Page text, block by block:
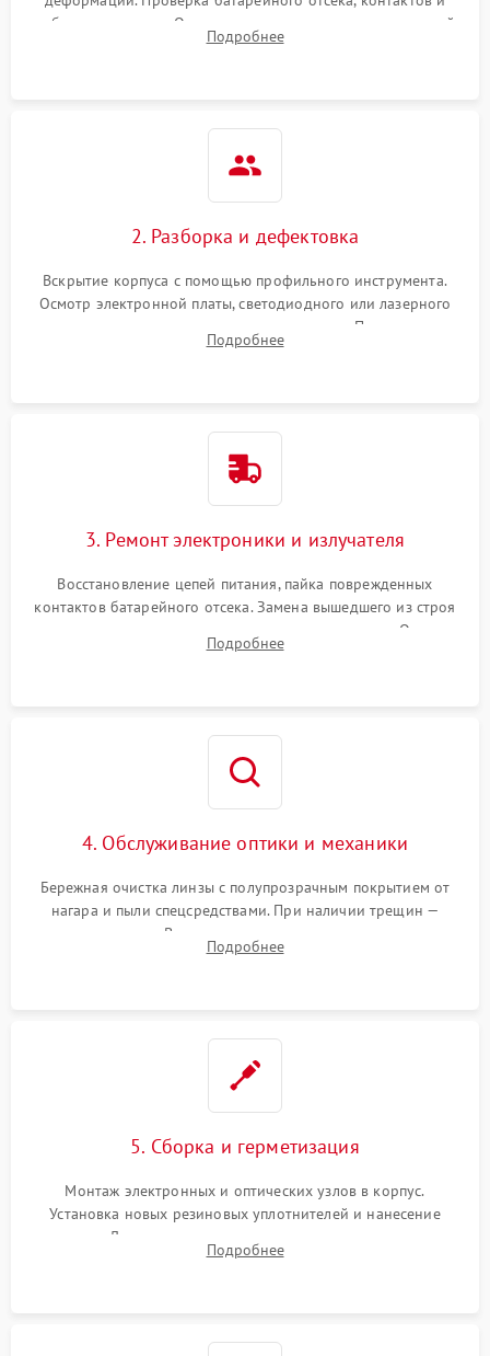
Повреждение системы
1000 ₽
1000 ₽
Поломка системы защиты
1000 ₽ Подробнее →
работы излучателя. Оценка яркости и четкости прицельной
марки на разных режимах. Выявление проблем с
Подробнее
2. Разборка и дефектовка
Вскрытие корпуса с помощью профильного инструмента.
Осмотр электронной платы, светодиодного или лазерного
излучателя, а также механизма выверки. Проверка
уплотнительных прокладок и выявление следов окисления
Подробнее
3. Ремонт электроники и излучателя
Восстановление цепей питания, пайка поврежденных
контактов батарейного отсека. Замена вышедшего из строя
светодиода или микросхемы управления яркостью. Очистка
платы от коррозии и нанесение защитного лака для
Подробнее
4. Обслуживание оптики и механики
Бережная очистка линзы с полупрозрачным покрытием от
нагара и пыли спецсредствами. При наличии трещин —
замена стекла. Восстановление или замена пружин и
резьбовых элементов в механизме ввода поправок для
Подробнее
5. Сборка и герметизация
Монтаж электронных и оптических узлов в корпус.
Установка новых резиновых уплотнителей и нанесение
герметика. Для закрытых коллиматоров — вакуумирование и
заполнение инертным газом для исключения запотевания
Подробнее